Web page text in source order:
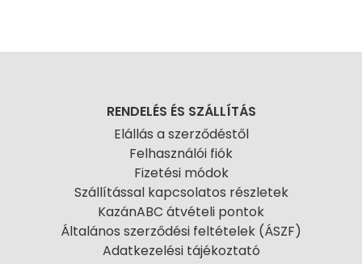
RENDELÉS ÉS SZÁLLÍTÁS
Elállás a szerződéstől
Felhasználói fiók
Fizetési módok
Szállítással kapcsolatos részletek
KazánABC átvételi pontok
Általános szerződési feltételek (ÁSZF)
Adatkezelési tájékoztató